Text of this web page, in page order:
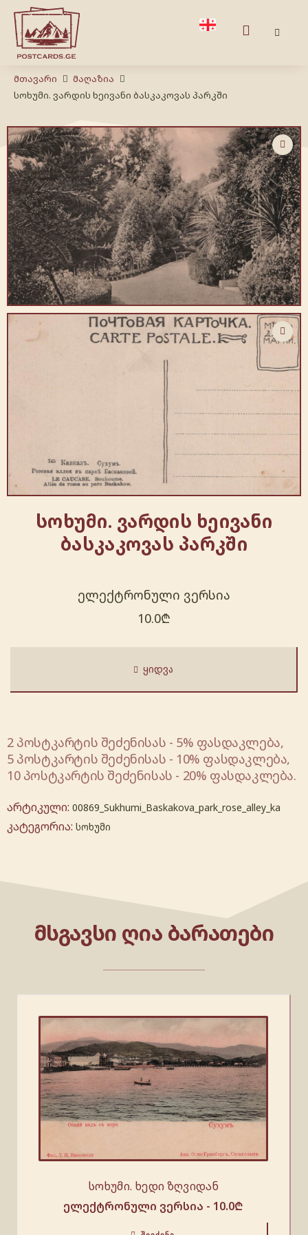
Მთავარი
Მაღაზია
სოხუმი. ვარდის ხეივანი ბასკაკოვას პარკში
სოხუმი. ვარდის ხეივანი
ბასკაკოვას პარკში
ელექტრონული ვერსია
10.0₾
ᲧᲘᲓᲕᲐ
2 პოსტკარტის შეძენისას - 5% ფასდაკლება,
5 პოსტკარტის შეძენისას - 10% ფასდაკლება,
10 პოსტკარტის შეძენისას - 20% ფასდაკლება.
არტიკული: 00869_Sukhumi_Baskakova_park_rose_alley_ka
კატეგორია: სოხუმი
ᲛᲡᲒᲐᲕᲡᲘ ᲦᲘᲐ ᲑᲐᲠᲐᲗᲔᲑᲘ
სოხუმი. ხედი ზღვიდან
ელექტრონული ვერსია - 10.0₾